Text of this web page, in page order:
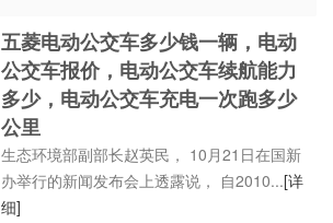
五菱电动公交车多少钱一辆，电动
公交车报价，电动公交车续航能力
多少，电动公交车充电一次跑多少
公里
生态环境部副部长赵英民， 10月21日在国新
办举行的新闻发布会上透露说， 自2010...[详
细]